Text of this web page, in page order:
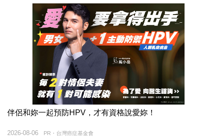
伴侶和妳一起預防HPV，才有資格說愛妳！
PR・台灣癌症基金會
2026-08-06